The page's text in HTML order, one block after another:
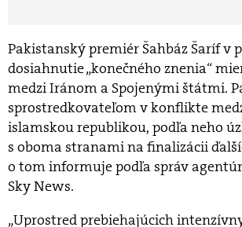
Pakistanský premiér Šahbáz Šaríf v
dosiahnutie „konečného znenia“
medzi Iránom a Spojenými štátmi.
sprostredkovateľom v konflikte
islamskou republikou, podľa neho
s oboma stranami na finalizácii
o tom informuje podľa správ
Sky News.
„Uprostred prebiehajúcich